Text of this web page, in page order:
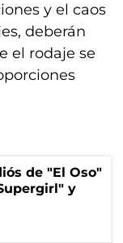
y el caos
deberán
el rodaje se
de "El Oso"
y